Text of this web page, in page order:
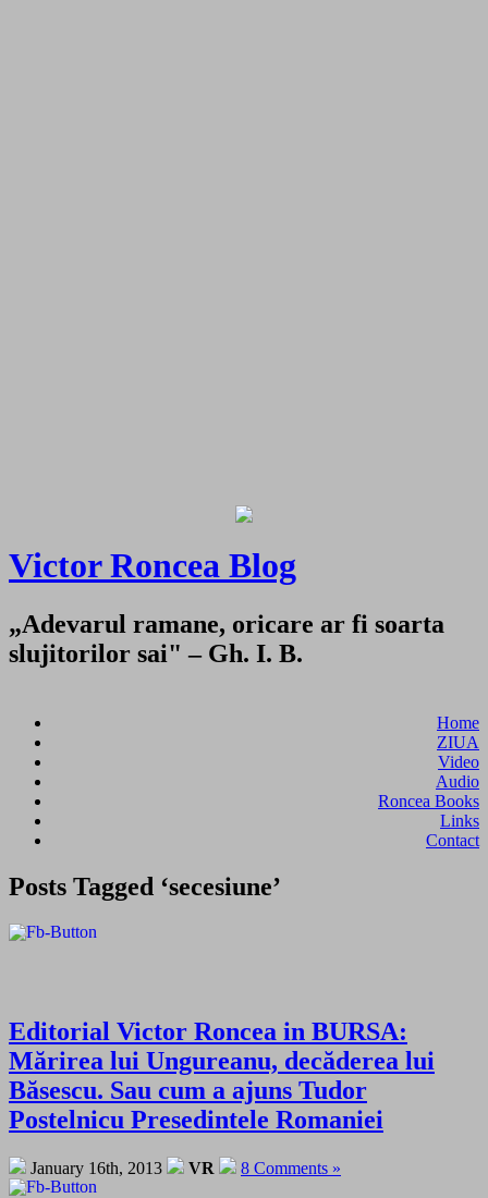
Victor Roncea Blog
„Adevarul ramane, oricare ar fi soarta
slujitorilor sai" – Gh. I. B.
Home
ZIUA
Video
Audio
Roncea Books
Links
Contact
Posts Tagged ‘secesiune’
Editorial Victor Roncea in BURSA:
Mărirea lui Ungureanu, decăderea lui
Băsescu. Sau cum a ajuns Tudor
Postelnicu Presedintele Romaniei
January 16th, 2013 VR 8 Comments »